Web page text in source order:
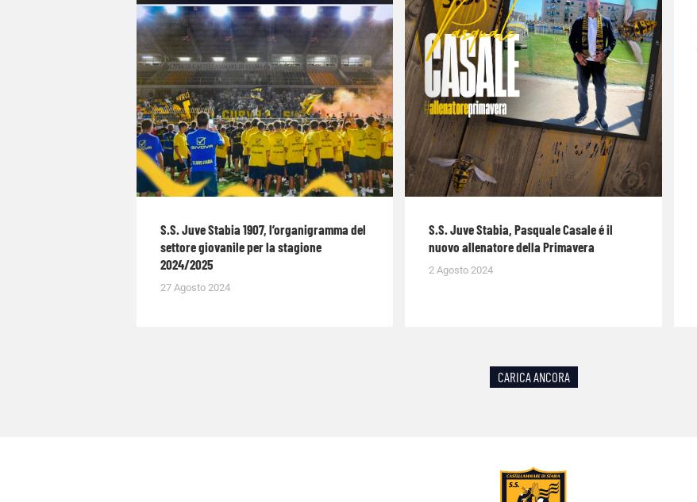
S.S. Juve Stabia 1907, l’organigramma del
settore giovanile per la stagione
2024/2025
27 Agosto 2024
S.S. Juve Stabia, Pasquale Casale é il
nuovo allenatore della Primavera
2 Agosto 2024
CARICA ANCORA